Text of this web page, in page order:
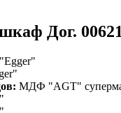
Дог.
МДФ "AGT"